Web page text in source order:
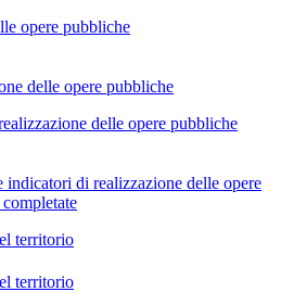
opere pubbliche
delle opere pubbliche
delle opere pubbliche
indicatori di realizzazione delle opere
territorio
territorio